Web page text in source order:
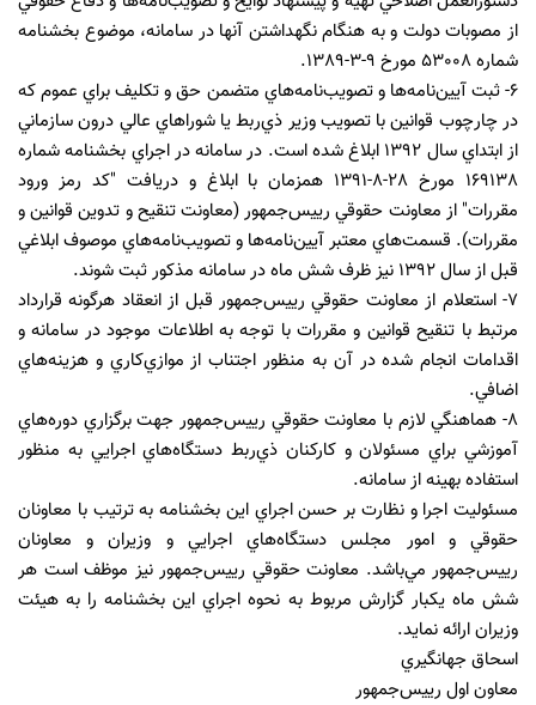
از مصوبات دولت و به هنگام نگهداشتن آنها در سامانه، موضوع بخشنامه
شماره ٥٣٠٠٨ مورخ ٩-٣-١٣٨٩.
٦- ثبت آيين‌نامه‌ها و تصويب‌نامه‌هاي متضمن حق و تكليف براي عموم كه
در چارچوب قوانين با تصويب وزير ذي‌ربط يا شوراهاي عالي درون سازماني
از ابتداي سال ١٣٩٢ ابلاغ شده است. در سامانه در اجراي بخشنامه شماره
١٦٩١٣٨ مورخ ٢٨-٨-١٣٩١ همزمان با ابلاغ و دريافت "كد رمز ورود
مقررات" از معاونت حقوقي رييس‌جمهور (معاونت تنقيح و تدوين قوانين و
مقررات). قسمت‌هاي معتبر آيين‌نامه‌ها و تصويب‌نامه‌هاي موصوف ابلاغي
قبل از سال ١٣٩٢ نيز ظرف شش ماه در سامانه مذكور ثبت شوند.
٧- استعلام از معاونت حقوقي رييس‌جمهور قبل از انعقاد هرگونه قرارداد
مرتبط با تنقيح قوانين و مقررات با توجه به اطلاعات موجود در سامانه و
اقدامات انجام شده در آن به منظور اجتناب از موازي‌كاري و هزينه‌هاي
اضافي.
٨- هماهنگي لازم با معاونت حقوقي رييس‌جمهور جهت برگزاري دوره‌هاي
آموزشي براي مسئولان و كاركنان ذي‌ربط دستگاه‌هاي اجرايي به منظور
استفاده بهينه از سامانه.
مسئوليت اجرا و نظارت بر حسن اجراي اين بخشنامه به ترتيب با معاونان
حقوقي و امور مجلس دستگاه‌هاي اجرايي و وزيران و معاونان
رييس‌جمهور مي‌باشد. معاونت حقوقي رييس‌جمهور نيز موظف است هر
شش ماه يكبار گزارش مربوط به نحوه اجراي اين بخشنامه را به هيئت
وزيران ارائه نمايد.
اسحاق جهانگيري
معاون اول رييس‌جمهور